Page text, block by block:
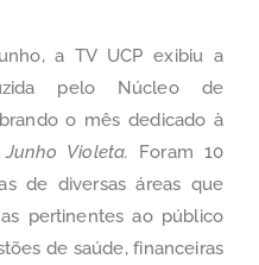
aTV UCP exibiu a
pelo Núcleo de
o mês dedicado à
Junho Violeta. Foram 10
de diversas áreas que
pertinentes ao público
de saúde, financeiras